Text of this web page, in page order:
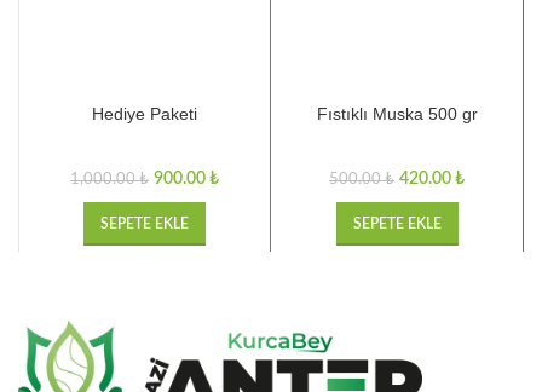
Hediye Paketi
1,000.00₺ 900.00 ₺
SEPETE EKLE
Fıstıklı Muska 500 gr
500.00₺ 420.00 ₺
SEPETE EKLE